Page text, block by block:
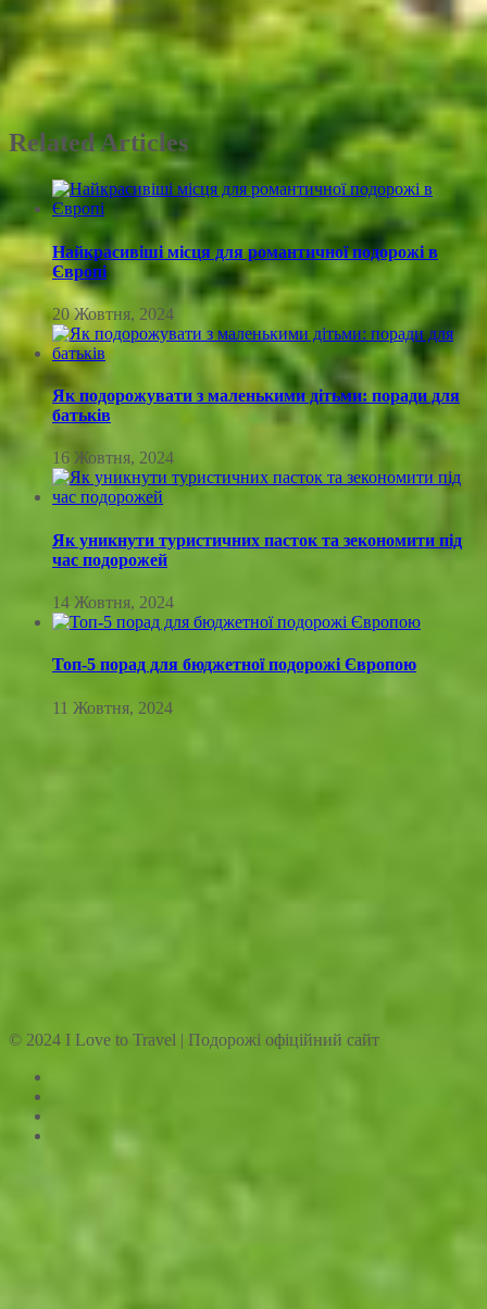
Related Articles
Найкрасивіші місця для романтичної подорожі в
Європі
20 Жовтня, 2024
Як подорожувати з маленькими дітьми: поради для
батьків
16 Жовтня, 2024
Як уникнути туристичних пасток та зекономити під
час подорожей
14 Жовтня, 2024
Топ-5 порад для бюджетної подорожі Європою
11 Жовтня, 2024
© 2024 I Love to Travel | Подорожі офіційний сайт